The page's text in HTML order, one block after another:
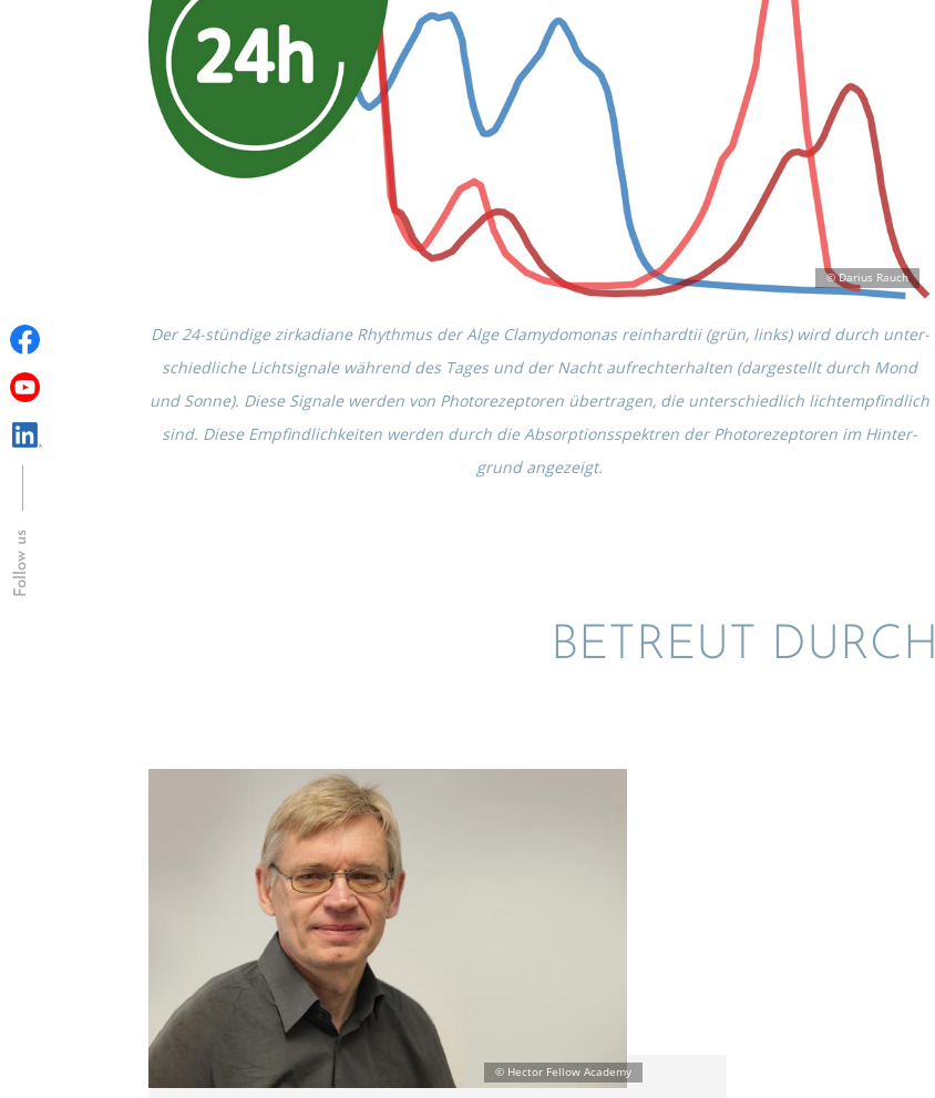
Der 24-stündige zirka­diane Rhyth­mus der Alge Clamy­do­mo­nas reinhard­tii (grün, links)wird durch unter­
schied­li­che Licht­si­gnale während des Tages und der Nacht aufrecht­erhal­ten (darge­stellt durch Mond
und Sonne). Diese Signale werden von Photo­re­zep­to­ren übertra­gen, die unter­schied­lich licht­emp­find­lich
sind. Diese Empfind­lich­kei­ten werden durch die Absorp­ti­ons­spek­tren der Photo­re­zep­to­ren im Hinter­
grund angezeigt.
BETREUT DURCH
Follow us